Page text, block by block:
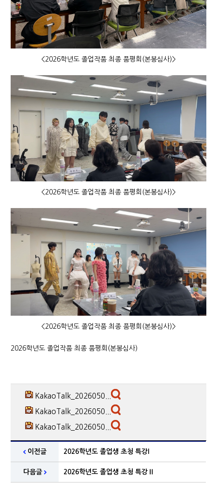
<2026학년도 졸업작품 최종 품평회(본봉심사)>
<2026학년도 졸업작품 최종 품평회(본봉심사)>
<2026학년도 졸업작품 최종 품평회(본봉심사)>
2026학년도 졸업작품 최종 품평회(본봉심사)
KakaoTalk_2026050...
KakaoTalk_2026050...
KakaoTalk_2026050...
이전글 2026학년도 졸업생 초청 특강I
다음글 2026학년도 졸업생 초청 특강Ⅱ